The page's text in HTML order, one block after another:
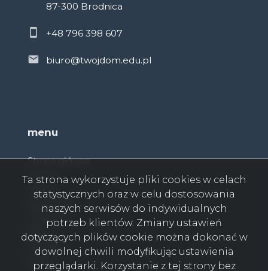
87-300 Brodnica
+48 796 398 607
biuro@twojdom.edu.pl
menu
Strona główna
O firmie
Oferty
Zgłoszenia
Ulubione
Blog
Kontakt
Rodo
Ta strona wykorzystuje pliki cookies w celach
statystycznych oraz w celu dostosowania
naszych serwisów do indywidualnych
potrzeb klientów. Zmiany ustawień
dotyczących plików cookie można dokonać w
dowolnej chwili modyfikując ustawienia
przeglądarki. Korzystanie z tej strony bez